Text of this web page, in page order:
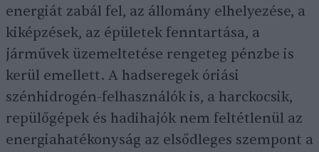
energiát zabál fel, az állomány elhelyezése, a
kiképzések, az épületek fenntartása, a
járművek üzemeltetése rengeteg pénzbe is
kerül emellett. A hadseregek óriási
szénhidrogén-felhasználók is, a harckocsik,
repülőgépek és hadihajók nem feltétlenül az
energiahatékonyság az elsődleges szempont a